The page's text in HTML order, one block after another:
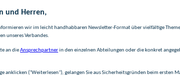
und Herren,
wir im leicht handhabbaren Newsletter-Format über vielfältige
unseres Verbandes.
an dieAnsprechpartnerin den einzelnen Abteilungen oder die konkret
anklicken ("Weiterlesen"), gelangen Sie aus Sicherheitsgründen beim ersten